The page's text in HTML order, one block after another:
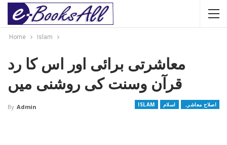
Home Islam
معاشرتی برائی اور اس کا رد
قرآن وسنت کی روشنی میں
ISLAM اسلام اصلاح معاشرہ By Admin